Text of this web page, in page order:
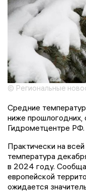
© Региональные
Средние
ниже
Гидрометцентре РФ.
Практически на
температура
в 2024 году.
европейской
ожидается